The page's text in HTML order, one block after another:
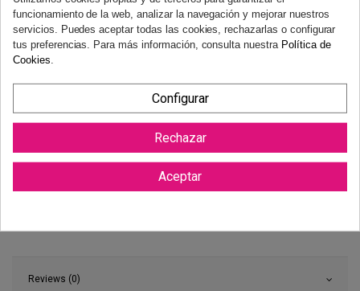
Reviews (0)
funcionamiento de la web, analizar la navegación y mejorar nuestros
servicios. Puedes aceptar todas las cookies, rechazarlas o configurar
tus preferencias. Para más información, consulta nuestra Política de
Cookies
Configurar
Rechazar
Aceptar